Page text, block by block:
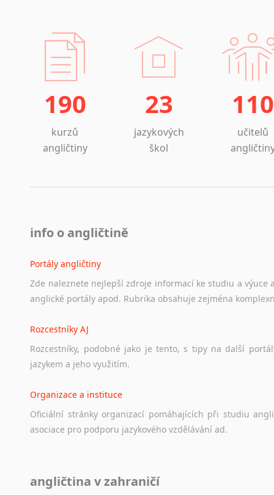
190
kurzů
angličtiny
23
jazykových
škol
110
učitelů
info o angličtině
Portály angličtiny
Zde naleznete nejlepší zdroje informací ke studiu a výuce
anglické portály apod. Rubrika obsahuje zejména
Rozcestníky AJ
Rozcestníky, podobné jako je tento, s tipy na další
jazykem a jeho využitím.
Organizace a instituce
Oficiální stránky organizací pomáhajících při studiu
asociace pro podporu jazykového vzdělávání ad.
Ať už se jedná o česká diskusní
angličtina v zahraničí